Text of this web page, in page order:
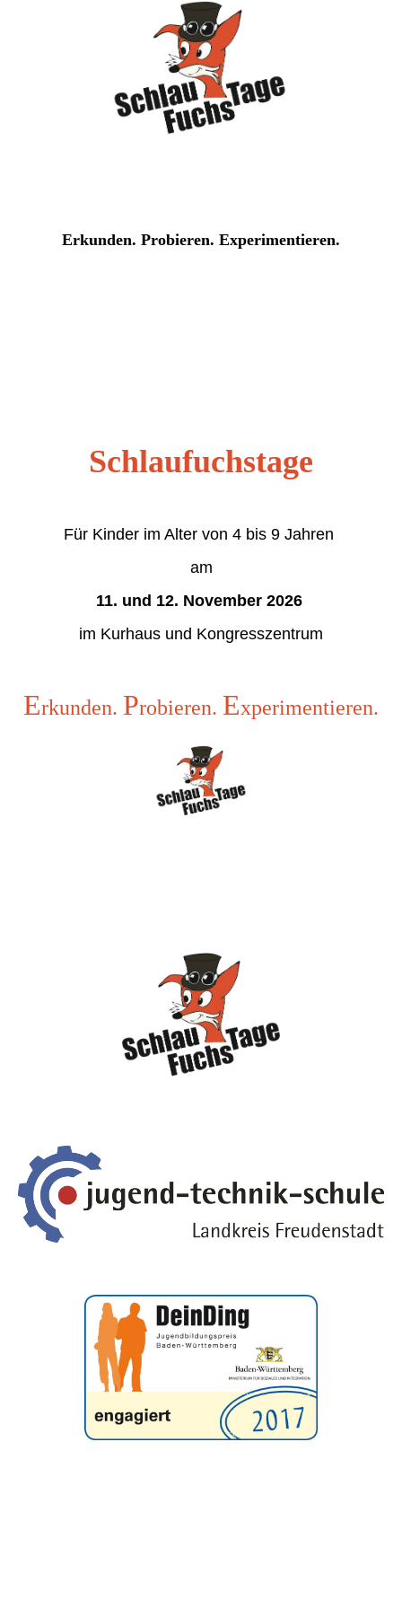
Erkunden. Probieren. Experimentieren.
Schlaufuchstage
Für Kinder im Alter von 4 bis 9 Jahren
am
11. und 12. November 2026
im Kurhaus und Kongresszentrum
Erkunden. Probieren. Experimentieren.